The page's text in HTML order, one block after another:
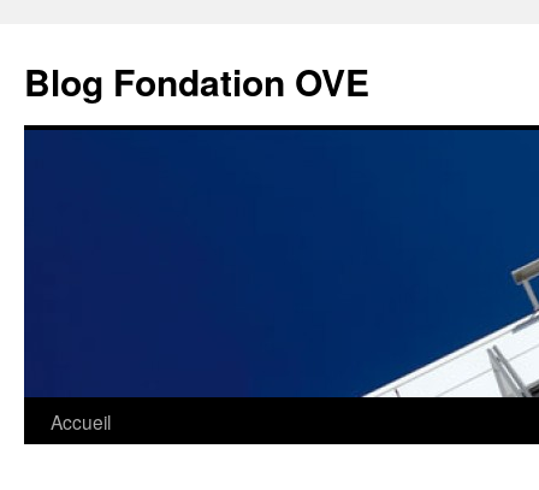
contenu
Blog Fondation OVE
Accueil